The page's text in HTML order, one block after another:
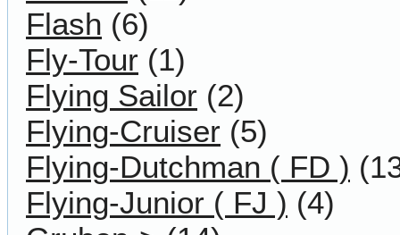
Flash (6)
Fly-Tour (1)
Flying Sailor (2)
Flying-Cruiser (5)
Flying-Dutchman ( FD )
Flying-Junior ( FJ ) (4)